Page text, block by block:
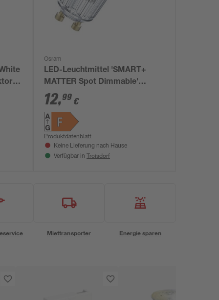
Osram
LED-Leuchtmittel 'SMART+
MATTER Spot Dimmable'
dimmbar Reflektor klar GU10 4,7
W 350 lm warmweiß
12,99 €
Produktdatenblatt
Keine Lieferung nach Hause
Verfügbar in Troisdorf
Miettransporter Energie sparen